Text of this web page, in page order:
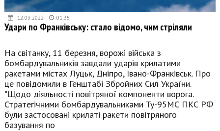
12.03.2022 01:35
Удари по Франківську: стало відомо, чим стріляли
На світанку, 11 березня, ворожі війська з
бомбардувальників завдали ударів крилатими
ракетами містах Луцьк, Дніпро, Івано-Франківськ. Про
це повідомили в Генштабі Збройних Сил України.
"Щодо діяльності повітряної компоненти ворога.
Стратегічними бомбардувальниками Ту-95МС ПКС РФ
були застосовані крилаті ракети повітряного
базування по